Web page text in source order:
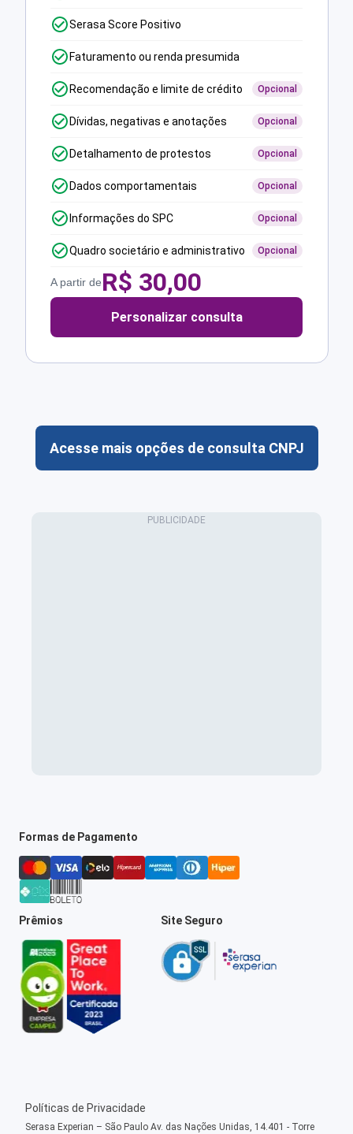
Serasa Score Positivo
Faturamento ou renda presumida
Recomendação e limite de crédito Opcional
Dívidas, negativas e anotações Opcional
Detalhamento de protestos Opcional
Dados comportamentais Opcional
Informações do SPC Opcional
Quadro societário e administrativo Opcional
A partir deR$ 30,00
Personalizar consulta
Acesse mais opções de consulta CNPJ
Formas de Pagamento
Prêmios Site Seguro
Políticas de Privacidade
Serasa Experian – São Paulo Av. das Nações Unidas, 14.401 - Torre